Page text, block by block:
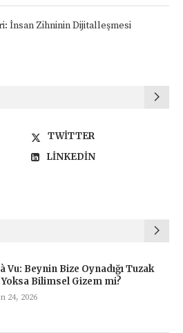
İnsan Zihninin Dijitalleşmesi
TWITTER
LINKEDIN
Vu: Beynin Bize Oynadığı Tuzak
Yoksa Bilimsel Gizem mi?
24, 2026